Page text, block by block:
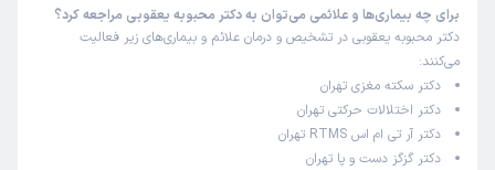
راحله
نوبت مطب از دکترتو
1405/02/22
این پزشک را پیشنهاد میکنم
زمان انتظار:
بسیار رفتار حرفه‌ای دارند،با حوصله هستن ،تشخبص عالی.
برای چه بیماری‌ها و علائمی می‌توان به دکتر محبوبه یعقوبی مراجعه کرد؟
دکتر محبوبه یعقوبی در تشخیص و درمان علائم و بیماری‌های زیر فعالیت
می‌کنند:
دکتر سکته مغزی تهران
دکتر اختلالات حرکتی تهران
دکتر آر تی ام اس RTMS تهران
دکتر گزگز دست و پا تهران